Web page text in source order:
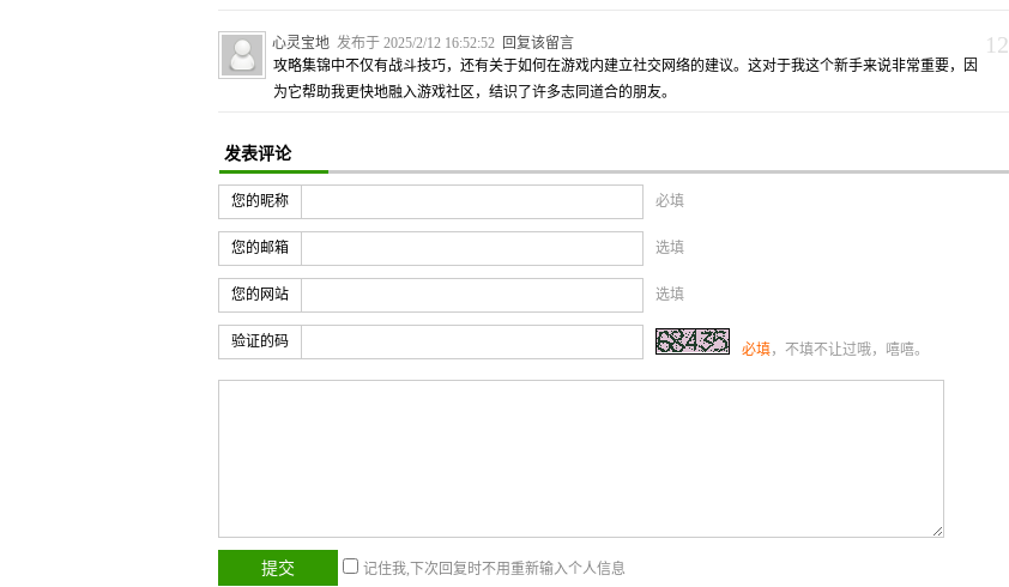
12
心灵宝地 发布于 2025/2/12 16:52:52 回复该留言
攻略集锦中不仅有战斗技巧，还有关于如何在游戏内建立社交网络的建议。这对于我这个新手来说非常重要，因
为它帮助我更快地融入游戏社区，结识了许多志同道合的朋友。
发表评论
您的昵称 必填
您的邮箱 选填
您的网站 选填
验证的码 必填，不填不让过哦，嘻嘻。
记住我,下次回复时不用重新输入个人信息